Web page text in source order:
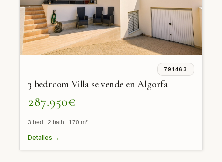
791463
3 bedroom Villa se vende en Algorfa
287.950€
3 bed 2 bath 170 m²
Detalles →